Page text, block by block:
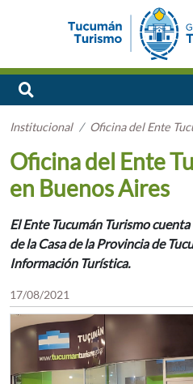
Institucional Oficina del Ente
Oficina del Ente
en Buenos Aires
El Ente Tucumán Turismo
de la Casa de la Provincia de
Información Turística.
17/08/2021